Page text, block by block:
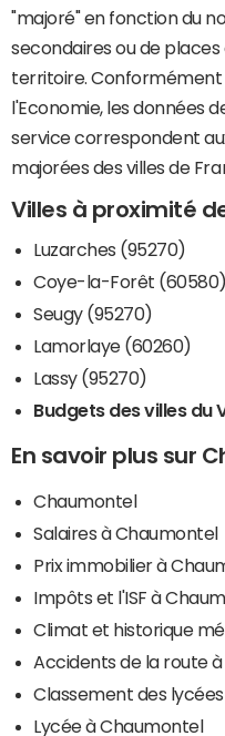
"majoré" en fonction du
secondaires ou de
territoire. Conformément
l'Economie, les données
service correspondent
majorées des villes de
Villes à proximité
Luzarches (95270)
Coye-la-Forêt (60580)
Seugy (95270)
Lamorlaye (60260)
Lassy (95270)
Budgets des villes du
En savoir plus sur
Chaumontel
Salaires à Chaumontel
Prix immobilier à
Impôts et l'ISF à
Climat et historique
Accidents de la route
Classement des
Lycée à Chaumontel